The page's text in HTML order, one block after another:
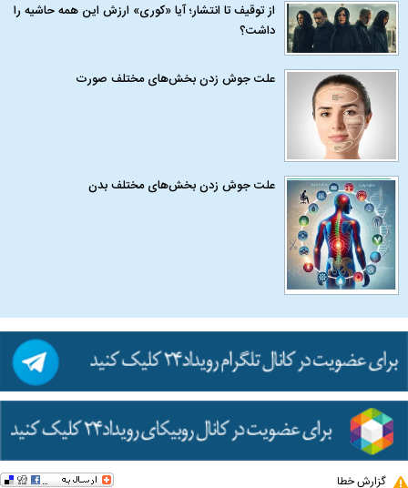
از توقیف تا انتشار؛ آیا «کوری» ارزش این همه حاشیه را
داشت؟
علت جوش زدن بخش‌های مختلف صورت
علت جوش زدن بخش‌های مختلف بدن
گزارش خطا